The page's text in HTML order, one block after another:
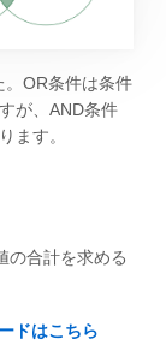
。OR条件は条件
が、AND条件
ます。
の合計を求める
ドはこちら